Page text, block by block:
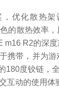
优化散热架
的散热效率
m16 R2的深
携带，并为
180度铰链，
互动的使用